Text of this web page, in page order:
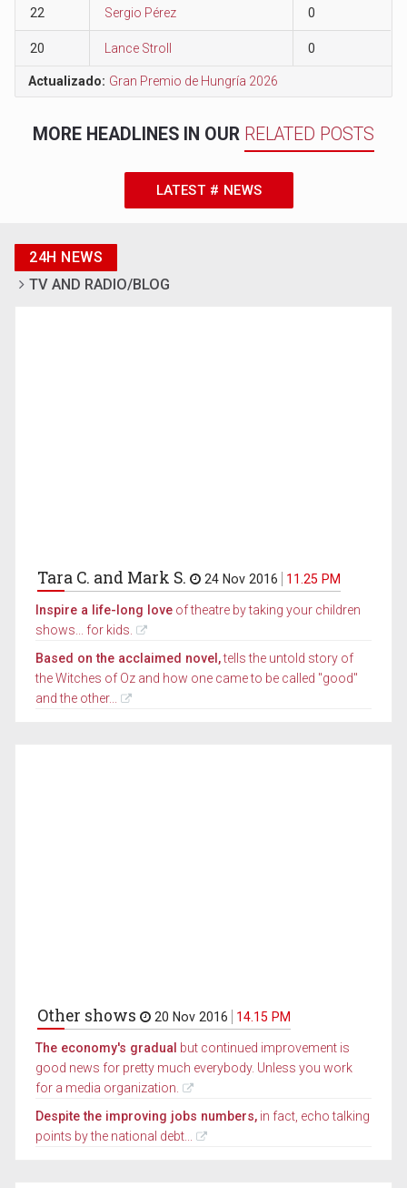
22 Sergio Pérez 0
20 Lance Stroll 0
Actualizado: Gran Premio de Hungría 2026
MORE HEADLINES IN OUR RELATED POSTS
LATEST # NEWS
24H NEWS
TV AND RADIO/BLOG
Tara C. and Mark S. 24 Nov 2016 11.25 PM
Inspire a life-long love of theatre by taking your children
shows... for kids.
Based on the acclaimed novel,tells the untold story of
the Witches of Oz and how one came to be called "good"
and the other...
Other shows 20 Nov 2016 14.15 PM
The economy's gradual but continued improvement is
good news for pretty much everybody. Unless you work
for a media organization.
Despite the improving jobs numbers, in fact, echo talking
points by the national debt...